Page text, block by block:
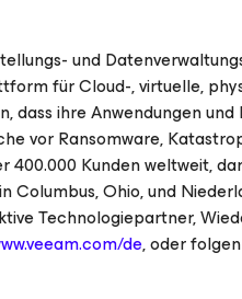
und
für Cloud-, virtuelle,
dass ihre Anwendungen
vor Ransomware,
Kunden weltweit,
Ohio, und
Technologiepartner,
de, oder